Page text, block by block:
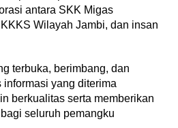
antara SKK Migas
Wilayah Jambi, dan insan
terbuka, berimbang, dan
informasi yang diterima
berkualitas serta memberikan
seluruh pemangku